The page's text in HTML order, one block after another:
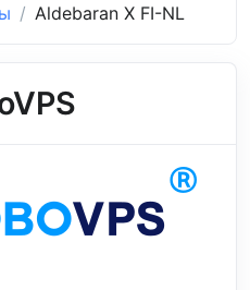
Aldebaran X FI-NL